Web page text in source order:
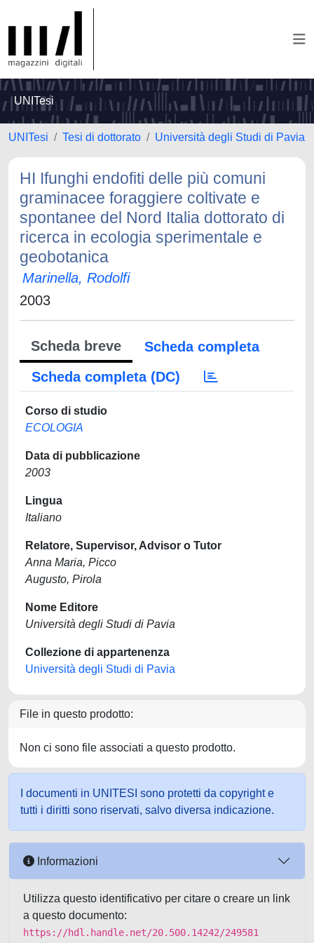
UNITesi
UNITesi Tesi di dottorato Università degli Studi di Pavia
HI Ifunghi endofiti delle più comuni
graminacee foraggiere coltivate e
spontanee del Nord Italia dottorato di
ricerca in ecologia sperimentale e
geobotanica
Marinella, Rodolfi
2003
Scheda breve
Scheda completa
Scheda completa (DC)
Corso di studio
ECOLOGIA
Data di pubblicazione
2003
Lingua
Italiano
Relatore, Supervisor, Advisor o Tutor
Anna Maria, Picco
Augusto, Pirola
Nome Editore
Università degli Studi di Pavia
Collezione di appartenenza
Università degli Studi di Pavia
File in questo prodotto:
Non ci sono file associati a questo prodotto.
I documenti in UNITESI sono protetti da copyright e
tutti i diritti sono riservati, salvo diversa indicazione.
Informazioni
Utilizza questo identificativo per citare o creare un link
a questo documento:
https://hdl.handle.net/20.500.14242/249581